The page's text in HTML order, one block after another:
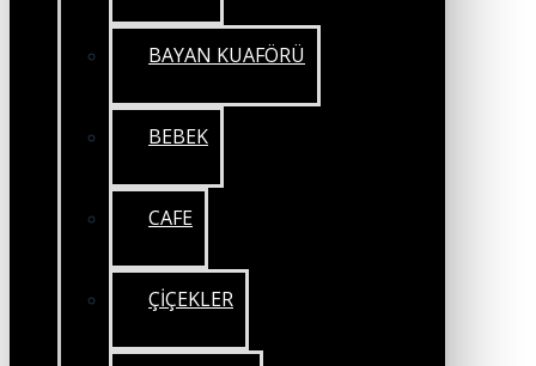
BAYAN KUAFÖRÜ
BEBEK
CAFE
ÇİÇEKLER